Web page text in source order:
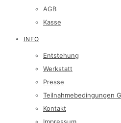
AGB
Kasse
INFO
Entstehung
Werkstatt
Presse
Teilnahmebedingungen
Kontakt
Impressum